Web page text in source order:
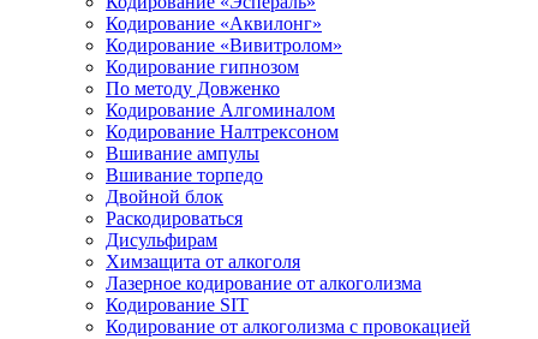
Кодирование «Аквилонг»
Кодирование «Вивитролом»
Кодирование гипнозом
По методу Довженко
Кодирование Алгоминалом
Кодирование Налтрексоном
Вшивание ампулы
Вшивание торпедо
Двойной блок
Раскодироваться
Дисульфирам
Химзащита от алкоголя
Лазерное кодирование от алкоголизма
Кодирование SIT
Кодирование от алкоголизма с провокацией